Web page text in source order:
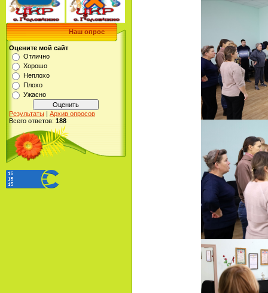
Наш опрос
Оцените мой сайт
Отлично
Хорошо
Неплохо
Плохо
Ужасно
Результаты | Архив опросов
Всего ответов: 188